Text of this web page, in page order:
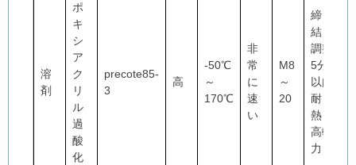
溶
剤
ポ
キ
シ
ア
ク
リ
ル
過
酸
化
precote85-
3
高
-50℃
～
170℃
非
常
に
速
い
M8
～
20
締
結・
調整
5分
以内
耐
熱・
高軸
力